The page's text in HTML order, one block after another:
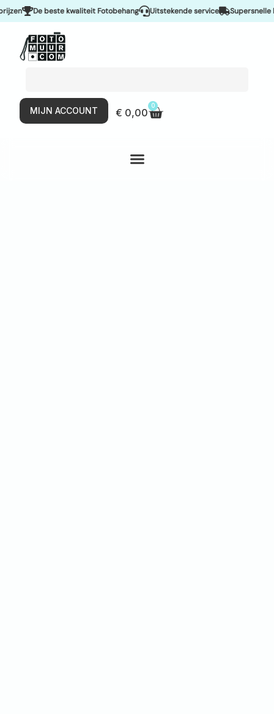
De beste kwaliteit Fotobehang Uitstekende service Supersnelle
MIJN ACCOUNT € 0,00
0